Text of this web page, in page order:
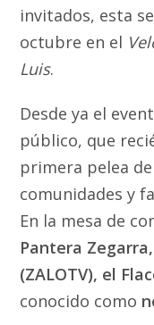
invitados, esta
octubre en el
Luis.
Desde ya el
público, que
primera pelea
comunidades y
En la mesa de
Pantera
(ZALOTV), el
conocido como